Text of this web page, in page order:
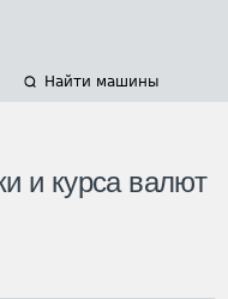
Найти машины
и курса валют